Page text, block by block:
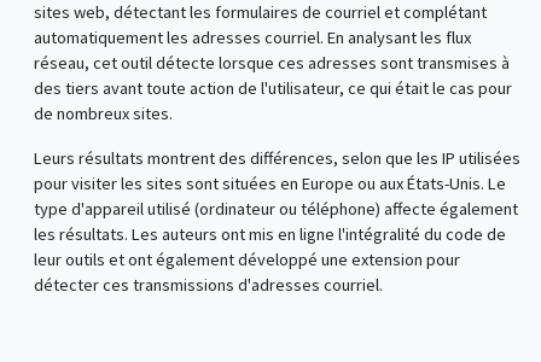
sites web, détectant les formulaires de courriel et complétant
automatiquement les adresses courriel. En analysant les flux
réseau, cet outil détecte lorsque ces adresses sont transmises à
des tiers avant toute action de l'utilisateur, ce qui était le cas pour
de nombreux sites.
Leurs résultats montrent des différences, selon que les IP utilisées
pour visiter les sites sont situées en Europe ou aux États-Unis. Le
type d'appareil utilisé (ordinateur ou téléphone) affecte également
les résultats. Les auteurs ont mis en ligne l'intégralité du code de
leur outils et ont également développé une extension pour
détecter ces transmissions d'adresses courriel.